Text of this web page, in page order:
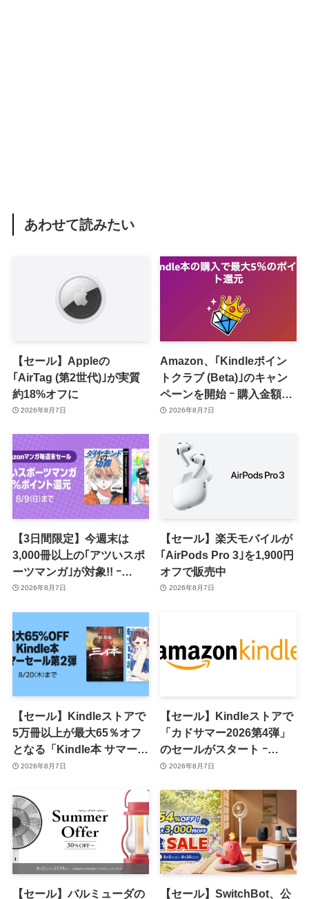
あわせて読みたい
【セール】Appleの
｢AirTag (第2世代)｣が実質
約18%オフに
2026年8月7日
Amazon、｢Kindleポイン
トクラブ (Beta)｣のキャン
ペーンを開始 ｰ 購入金額に
応じて来月のポイント還元
2026年8月7日
【3日間限定】今週末は
3,000冊以上の｢アツいスポ
ーツマンガ｣が対象!! ｰ
｢Amazonマンガ毎週末セ
2026年8月7日
【セール】楽天モバイルが
｢AirPods Pro 3｣を1,900円
オフで販売中
2026年8月7日
【セール】Kindleストアで
5万冊以上が最大65％オフ
となる「Kindle本 サマーセ
ール第2弾」がスタート
2026年8月7日
【セール】Kindleストアで
「カドサマー2026第4弾」
のセールがスタート ｰ
KADOKAWAのKindle本
フに
2026年8月7日
【セール】バルミューダの 【セール】SwitchBot、公